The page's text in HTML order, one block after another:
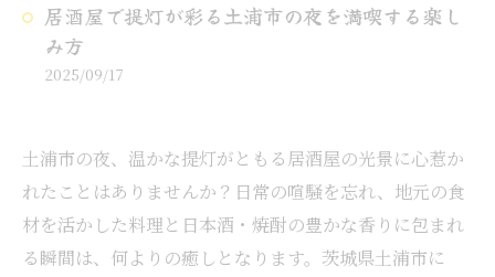
居酒屋で提灯が彩る土浦市の夜を満喫する楽し
み方
2025/09/17
土浦市の夜、温かな提灯がともる居酒屋の光景に心惹か
れたことはありませんか？日常の喧騒を忘れ、地元の食
材を活かした料理と日本酒・焼酎の豊かな香りに包まれ
る瞬間は、何よりの癒しとなります。茨城県土浦市に